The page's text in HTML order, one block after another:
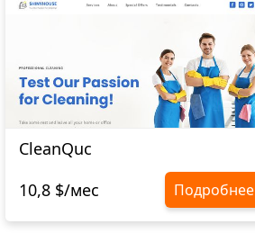
CleanQuc
10,8 $/мес
Подробнее